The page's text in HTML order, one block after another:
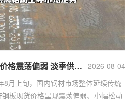
2026-08-04
8月上旬镀锌钢板价格震荡偏弱 淡季供需格局主导市场走势
8月上旬，国内钢材市场整体延续传统
板现货价格呈现震荡偏弱、小幅松动